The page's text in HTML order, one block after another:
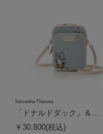
Samantha Thavasa
「ドナルドダック」＆...
￥30,800(税込)